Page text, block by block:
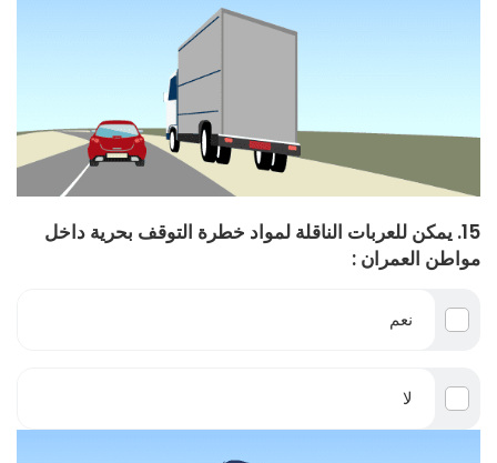
15. يمكن للعربات الناقلة لمواد خطرة التوقف بحرية داخل
مواطن العمران :
نعم
لا